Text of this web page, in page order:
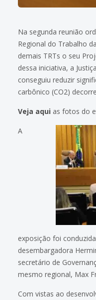
Na segunda reunião
Regional do Trabalho
demais TRTs o seu
dessa iniciativa, a
conseguiu reduzir
carbônico (CO2)
Veja aqui as fotos do
A
exposição foi
desembargadora
secretário de
mesmo regional, Max
Com vistas ao